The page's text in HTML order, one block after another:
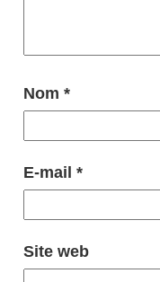
Nom *
E-mail *
Site web